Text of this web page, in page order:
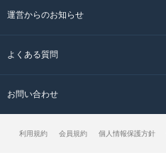
運営からのお知らせ
よくある質問
お問い合わせ
利用規約 会員規約 個人情報保護方針